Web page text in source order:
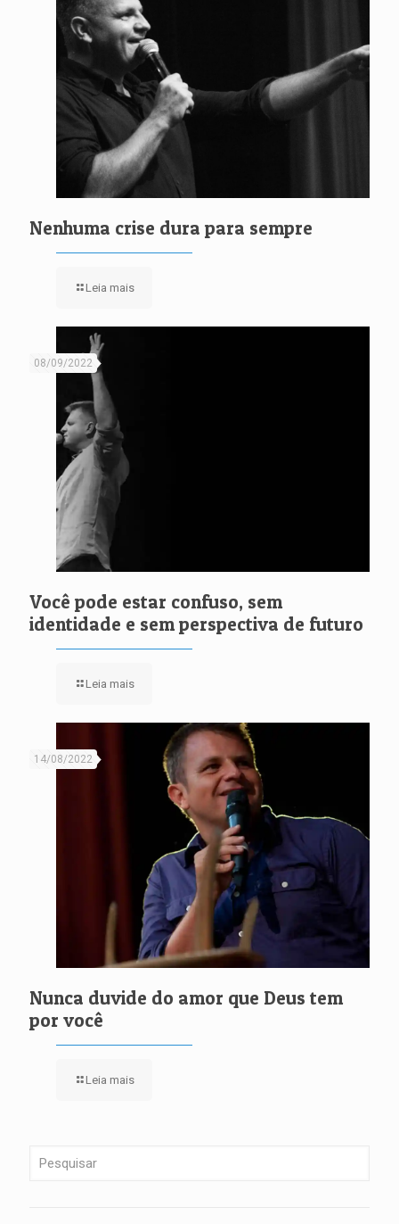
Nenhuma crise dura para sempre
Leia mais
08/09/2022
Você pode estar confuso, sem
identidade e sem perspectiva de futuro
Leia mais
14/08/2022
Nunca duvide do amor que Deus tem
por você
Leia mais